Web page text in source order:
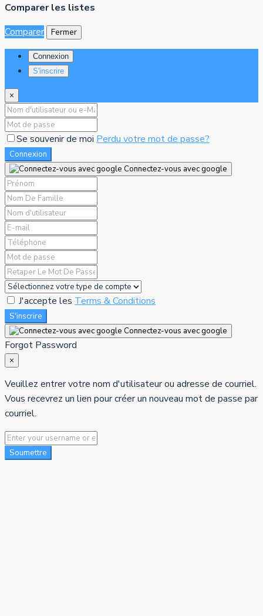
Comparer les listes
Comparer
Fermer
Connexion
S'inscrire
×
Se souvenir de moi Perdu votre mot de passe?
Connexion
Connectez-vous avec google
J'accepte les Terms & Conditions
S'inscrire
Connectez-vous avec google
Forgot Password
×
Veuillez entrer votre nom d'utilisateur ou adresse de courriel.
Vous recevrez un lien pour créer un nouveau mot de passe par
courriel.
Soumettre